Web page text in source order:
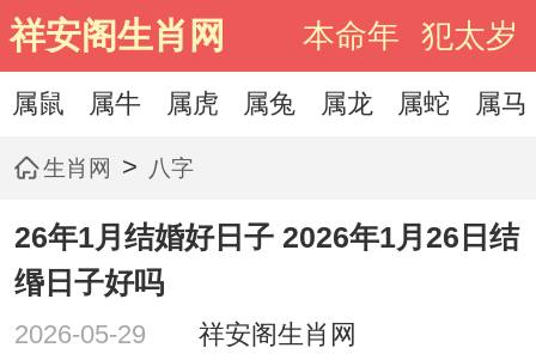
祥安阁生肖网 本命年 犯太岁
属鼠 属牛 属虎 属兔 属龙 属蛇 属马
生肖网 > 八字
26年1月结婚好日子 2026年1月26日结
缗日子好吗
2026-05-29 祥安阁生肖网